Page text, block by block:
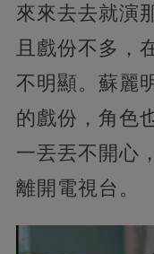
來來去去就演
且戲份不多，
不明顯。蘇麗
的戲份，角色
一丟丟不開心
離開電視台。